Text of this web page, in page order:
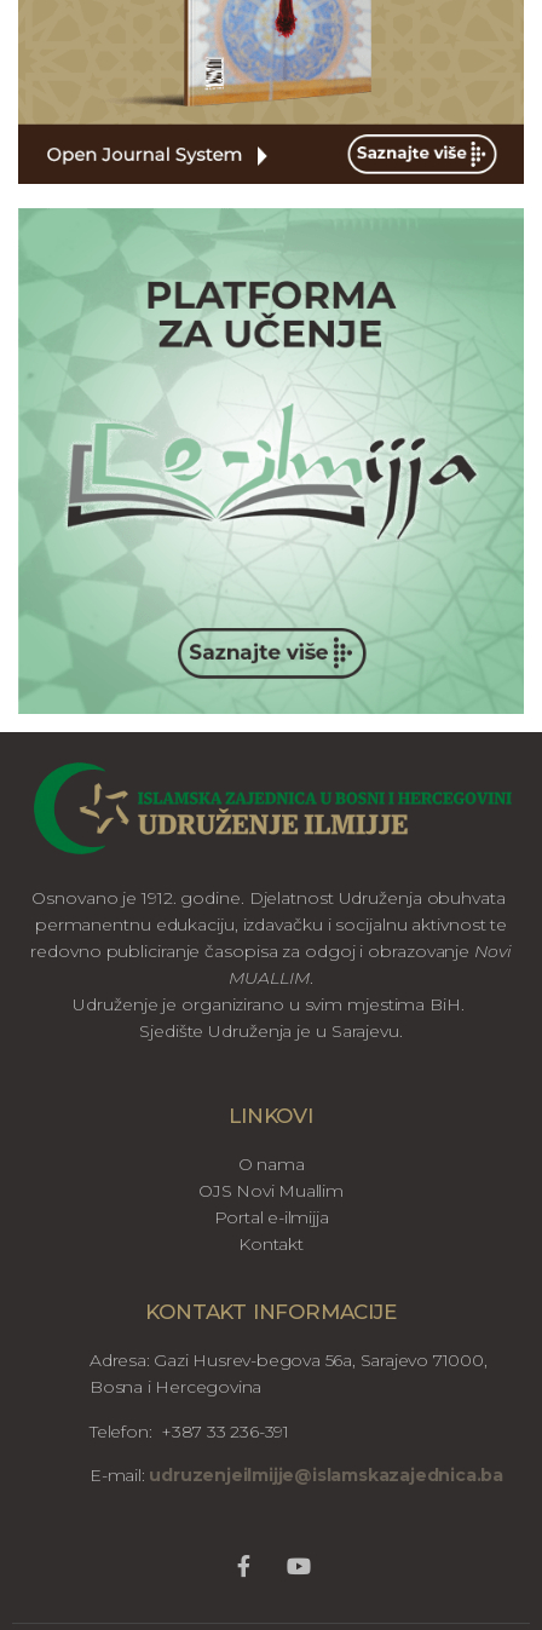
Osnovano je 1912. godine. Djelatnost Udruženja obuhvata
permanentnu edukaciju, izdavačku i socijalnu aktivnost te
redovno publiciranje časopisa za odgoj i obrazovanje Novi
MUALLIM.
Udruženje je organizirano u svim mjestima BiH.
Sjedište Udruženja je u Sarajevu.
LINKOVI
O nama
OJS Novi Muallim
Portal e-ilmijja
Kontakt
KONTAKT INFORMACIJE
Adresa: Gazi Husrev-begova 56a, Sarajevo 71000,
Bosna i Hercegovina
Telefon: +387 33 236-391
E-mail: udruzenjeilmijje@islamskazajednica.ba